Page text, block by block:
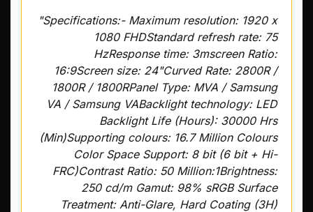
"Specifications:- Maximum resolution: 1920 x
1080 FHDStandard refresh rate: 75
HzResponse time: 3mscreen Ratio:
16:9Screen size: 24"Curved Rate: 2800R /
1800R / 1800RPanel Type: MVA / Samsung
VA / Samsung VABacklight technology: LED
Backlight Life (Hours): 30000 Hrs
(Min)Supporting colours: 16.7 Million Colours
Color Space Support: 8 bit (6 bit + Hi-
FRC)Contrast Ratio: 50 Million:1Brightness:
250 cd/m Gamut: 98% sRGB Surface
Treatment: Anti-Glare, Hard Coating (3H)